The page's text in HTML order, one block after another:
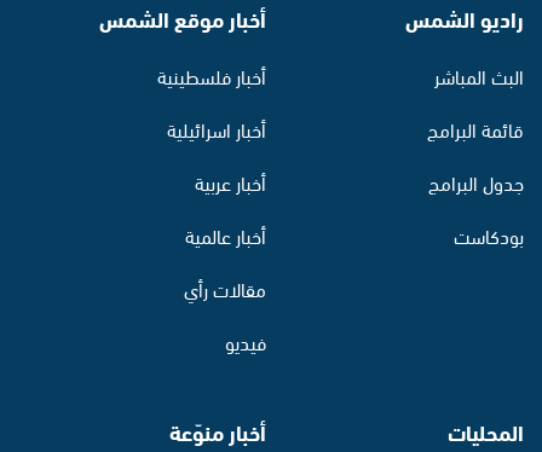
راديو الشمس
البث المباشر
قائمة البرامج
جدول البرامج
بودكاست
أخبار موقع الشمس
أخبار فلسطينية
أخبار اسرائيلية
أخبار عربية
أخبار عالمية
مقالات رأي
فيديو
المحليات أخبار منوّعة